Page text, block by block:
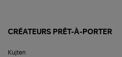
CRÉATEURS PRÊT-À-PORTER
Kujten